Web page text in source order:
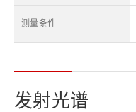
测量条件
发射光谱